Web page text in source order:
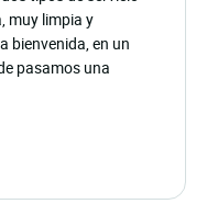
muy limpia y
bienvenida, en un
pasamos una